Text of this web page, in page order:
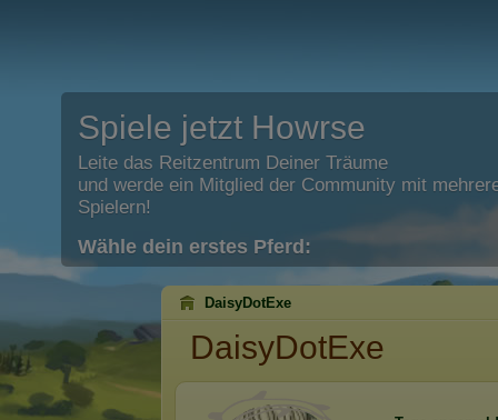
Spiele jetzt Howrse
Leite das Reitzentrum Deiner Träume
und werde ein Mitglied der Community mit
Spielern!
Wähle dein erstes Pferd:
DaisyDotExe
DaisyDotExe